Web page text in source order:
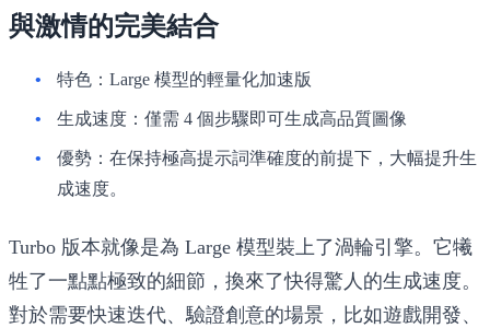
與激情的完美結合
特色 ：Large 模型的輕量化加速版
生成速度 ：僅需 4 個步驟即可生成高品質圖像
優勢 ：在保持極高提示詞準確度的前提下，大幅提升生
成速度。
Turbo 版本就像是為 Large 模型裝上了渦輪引擎。它犧
牲了一點點極致的細節，換來了快得驚人的生成速度。
對於需要快速迭代、驗證創意的場景，比如遊戲開發、